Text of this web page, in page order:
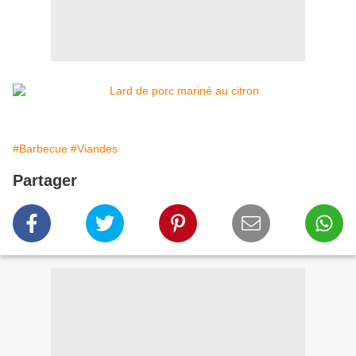
#Barbecue #Viandes
Partager